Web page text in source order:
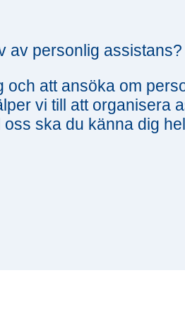
av personlig assistans?
att ansöka om
vi till att organisera
ska du känna dig